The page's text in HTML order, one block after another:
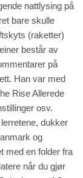
nattlysing på
bare skulle
(raketter)
består av
på
Han var med
Rise Allerede
osv.
dukker
og
med en folder fra
når du gjør